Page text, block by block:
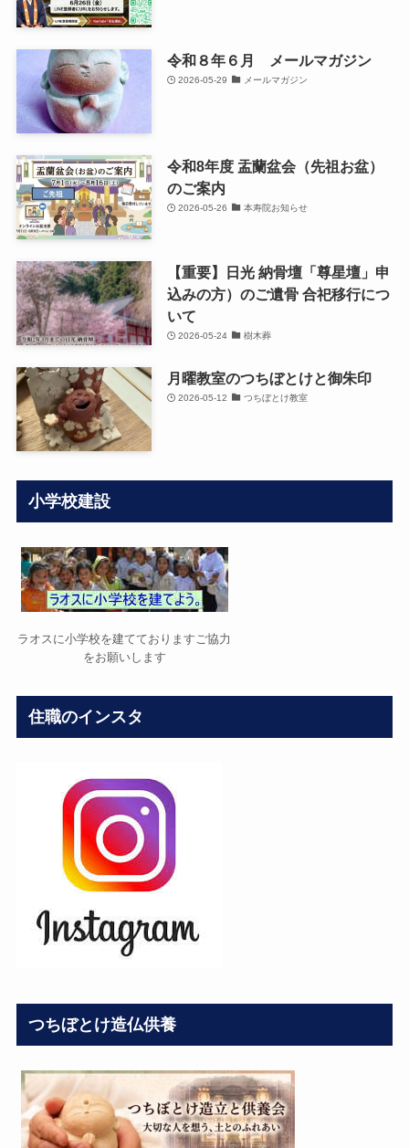
令和８年６月 メールマガジン
2026-05-29 メールマガジン
令和8年度 盂蘭盆会（先祖お盆）
のご案内
2026-05-26 本寿院お知らせ
【重要】日光 納骨壇「尊星壇」申
込みの方）のご遺骨 合祀移行につ
いて
2026-05-24 樹木葬
月曜教室のつちぼとけと御朱印
2026-05-12 つちぼとけ教室
小学校建設
ラオスに小学校を建てておりますご協力
をお願いします
住職のインスタ
つちぼとけ造仏供養